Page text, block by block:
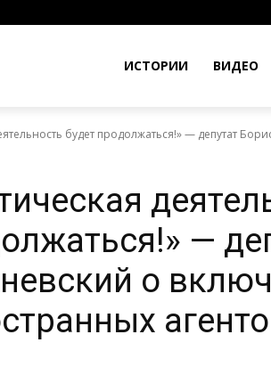
ИСТОРИИ ВИДЕО
будет продолжаться!» — депутат
—
о